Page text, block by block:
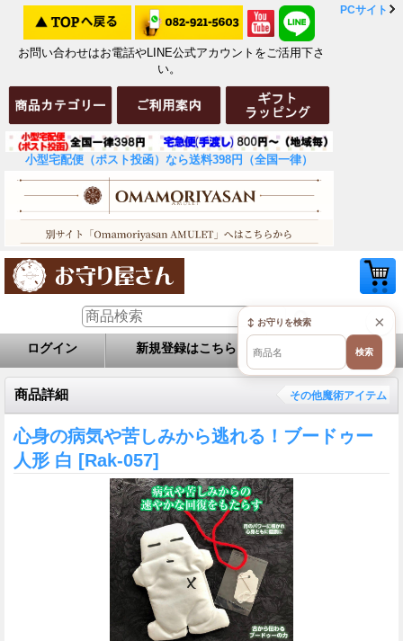
お問い合わせはお電話やLINE公式アカウントをご活用下さ
い。
小型宅配便（ポスト投函）なら送料398円（全国一律）
PCサイト
ログイン 新規登録はこちら お問い合せ
商品詳細 その他魔術アイテム
心身の病気や苦しみから逃れる！ブードゥー
人形 白 [Rak-057]
×
↕ お守りを検索
検索